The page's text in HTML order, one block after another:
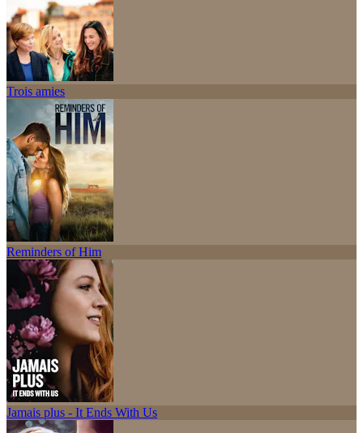
Trois amies
Reminders of Him
Jamais plus - It Ends With Us